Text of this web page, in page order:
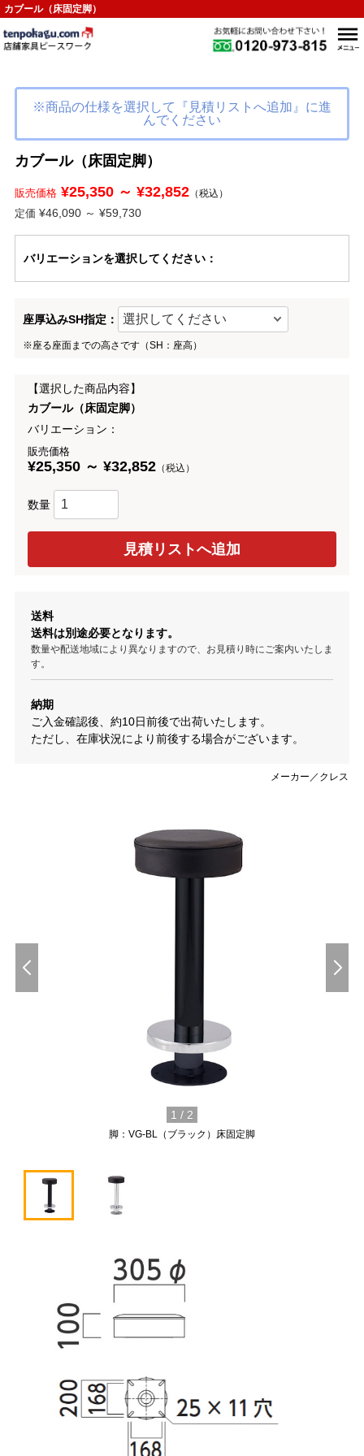
カブール（床固定脚）
メーカー／クレス
脚：VG-BL（ブラック）床固定脚
1 / 2
※商品の仕様を選択して『見積リストへ追加』に進
んでください
カブール（床固定脚）
販売価格¥25,350 ～ ¥32,852（税込）
定価 ¥46,090 ～ ¥59,730
バリエーションを選択してください：
座厚込みSH指定：
※座る座面までの高さです（SH：座高）
【選択した商品内容】
カブール（床固定脚）
バリエーション：
販売価格
¥25,350 ～ ¥32,852（税込）
数量
送料
送料は別途必要となります。
数量や配送地域により異なりますので、お見積り時にご案内いたしま
す。
納期
ご入金確認後、約10日前後で出荷いたします。
ただし、在庫状況により前後する場合がございます。